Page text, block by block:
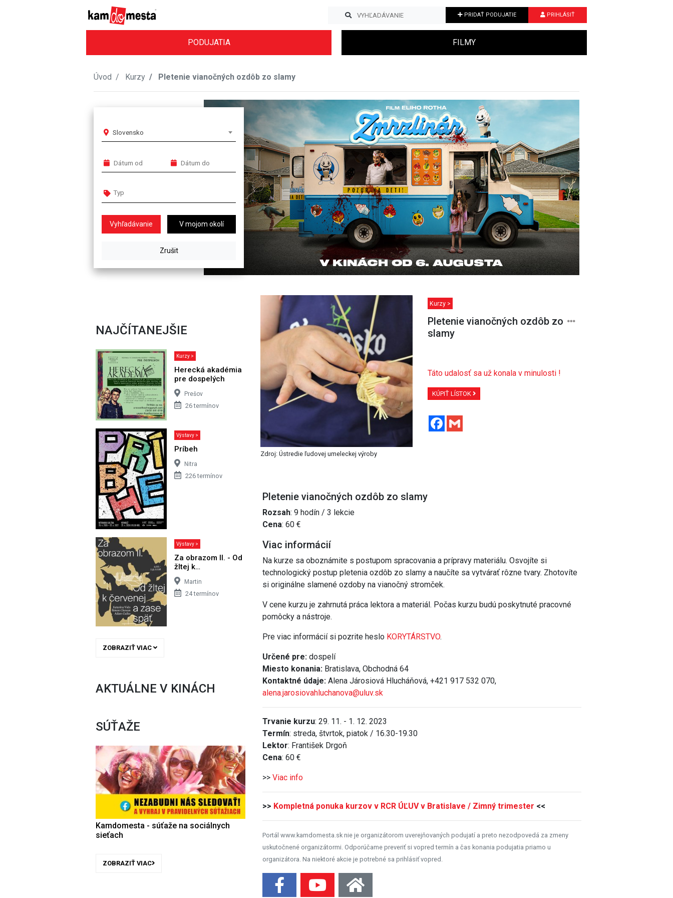
PRIDAŤ PODUJATIE PRIHLÁSIŤ
PODUJATIA FILMY
Úvod Kurzy Pletenie vianočných ozdôb zo slamy
Slovensko
V mojom okolí
Previous Next
NAJČÍTANEJŠIE
Kurzy >
Herecká akadémia
pre dospelých
Prešov
26 termínov
Výstavy >
Príbeh
Nitra
226 termínov
Výstavy >
Za obrazom II. - Od
žltej k…
Martin
24 termínov
ZOBRAZIŤ VIAC
AKTUÁLNE V KINÁCH
SÚŤAŽE
Kamdomesta - súťaže na sociálnych
sieťach
ZOBRAZIŤ VIAC
Zdroj: Ústredie ľudovej umeleckej výroby
Kurzy >
Pletenie vianočných ozdôb zo
slamy
Táto udalosť sa už konala v minulosti !
KÚPIŤ LÍSTOK
Facebook
Pletenie vianočných ozdôb zo slamy
Rozsah: 9 hodín / 3 lekcie
Cena: 60 €
Viac informácií
Na kurze sa oboznámite s postupom spracovania a prípravy materiálu. Osvojíte si
technologický postup pletenia ozdôb zo slamy a naučíte sa vytvárať rôzne tvary. Zhotovíte
si originálne slamené ozdoby na vianočný stromček.
V cene kurzu je zahrnutá práca lektora a materiál. Počas kurzu budú poskytnuté pracovné
pomôcky a nástroje.
Pre viac informácií si pozrite heslo KORYTÁRSTVO.
Určené pre:dospelí
Miesto konania: Bratislava, Obchodná 64
Kontaktné údaje: Alena Járosiová Hlucháňová, +421 917 532 070,
alena.jarosiovahluchanova@uluv.sk
Trvanie kurzu: 29. 11. - 1. 12. 2023
Termín: streda, štvrtok, piatok / 16.30-19.30
Lektor: František Drgoň
Cena: 60 €
>>Viac info
>> Kompletná ponuka kurzov v RCR ÚĽUV v Bratislave / Zimný trimester <<
Portál www.kamdomesta.sk nie je organizátorom uverejňovaných podujatí a preto nezodpovedá za zmeny
uskutočnené organizátormi. Odporúčame preveriť si vopred termín a čas konania podujatia priamo u
organizátora. Na niektoré akcie je potrebné sa prihlásiť vopred.